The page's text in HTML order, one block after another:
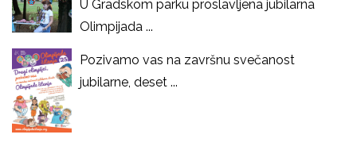
U Gradskom parku proslavljena jubilarna
Olimpijada ...
Pozivamo vas na završnu svečanost
jubilarne, deset ...